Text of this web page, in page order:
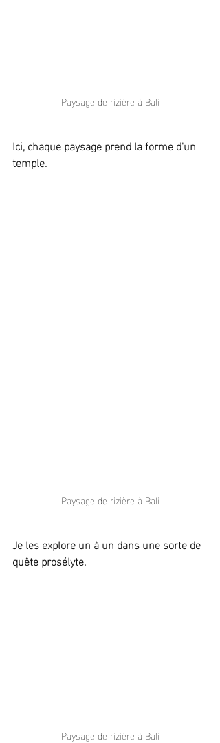
Paysage de rizière à Bali
Ici, chaque paysage prend la forme d'un
temple.
Paysage de rizière à Bali
Je les explore un à un dans une sorte de
quête prosélyte.
Paysage de rizière à Bali